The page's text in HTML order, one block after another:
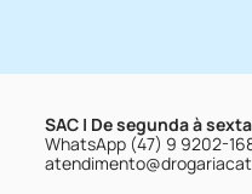
SAC | De segunda à
WhatsApp (47) 9 9202-